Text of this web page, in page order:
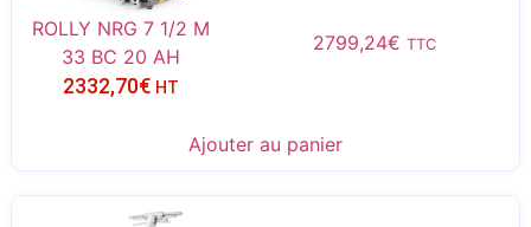
ROLLY NRG 7 1/2 M
33 BC 20 AH
2799,24€ TTC
2332,70€ HT
Ajouter au panier